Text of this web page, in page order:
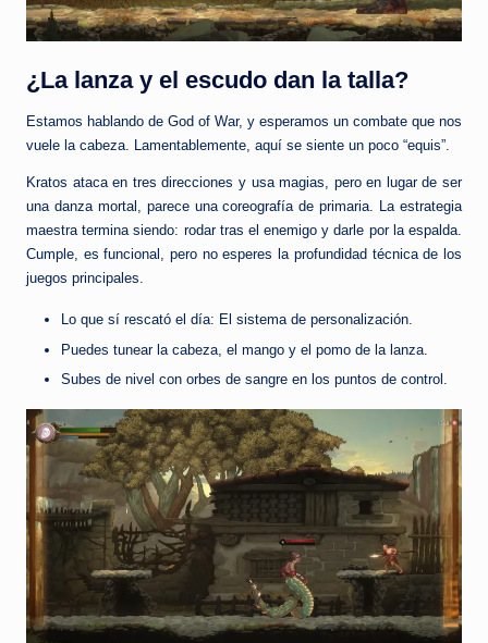
¿La lanza y el escudo dan la talla?
Estamos hablando de God of War, y esperamos un combate que nos
vuele la cabeza. Lamentablemente, aquí se siente un poco “equis”.
Kratos ataca en tres direcciones y usa magias, pero en lugar de ser
una danza mortal, parece una coreografía de primaria. La estrategia
maestra termina siendo: rodar tras el enemigo y darle por la espalda.
Cumple, es funcional, pero no esperes la profundidad técnica de los
juegos principales.
Lo que sí rescató el día: El sistema de personalización.
Puedes tunear la cabeza, el mango y el pomo de la lanza.
Subes de nivel con orbes de sangre en los puntos de control.